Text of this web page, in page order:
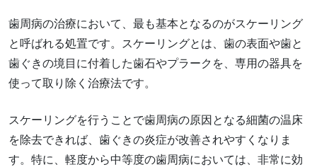
歯周病の治療において、最も基本となるのがスケーリング
と呼ばれる処置です。スケーリングとは、歯の表面や歯と
歯ぐきの境目に付着した歯石やプラークを、専用の器具を
使って取り除く治療法です。
スケーリングを行うことで歯周病の原因となる細菌の温床
を除去できれば、歯ぐきの炎症が改善されやすくなりま
す。特に、軽度から中等度の歯周病においては、非常に効